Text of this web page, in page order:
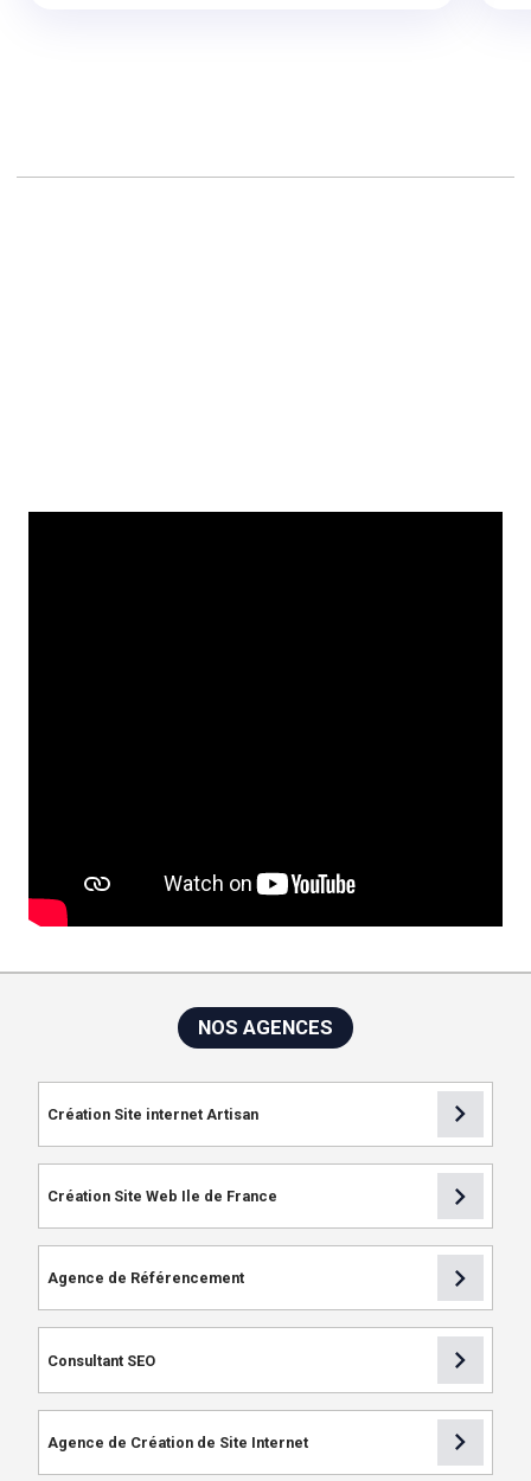
NOS AGENCES
Création Site internet Artisan chevron_right
Création Site Web Ile de France chevron_right
Agence de Référencement chevron_right
Consultant SEO chevron_right
Agence de Création de Site Internet chevron_right